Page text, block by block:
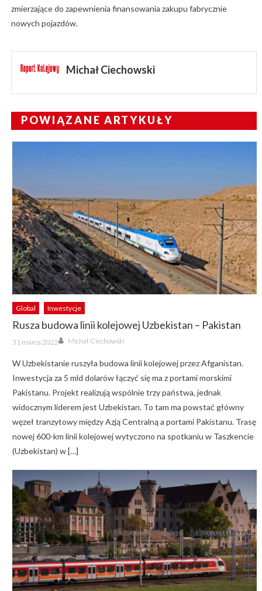
zmierzające do zapewnienia finansowania zakupu fabrycznie
nowych pojazdów.
Michał Ciechowski
POWIĄZANE ARTYKUŁY
Global Inwestycje
Rusza budowa linii kolejowej Uzbekistan – Pakistan
Posted
on
31 marca 2022 Author
Michał Ciechowski
W Uzbekistanie ruszyła budowa linii kolejowej przez Afganistan.
Inwestycja za 5 mld dolarów łączyć się ma z portami morskimi
Pakistanu. Projekt realizują wspólnie trzy państwa, jednak
widocznym liderem jest Uzbekistan. To tam ma powstać główny
węzeł tranzytowy między Azją Centralną a portami Pakistanu. Trasę
nowej 600-km linii kolejowej wytyczono na spotkaniu w Taszkencie
(Uzbekistan) w […]